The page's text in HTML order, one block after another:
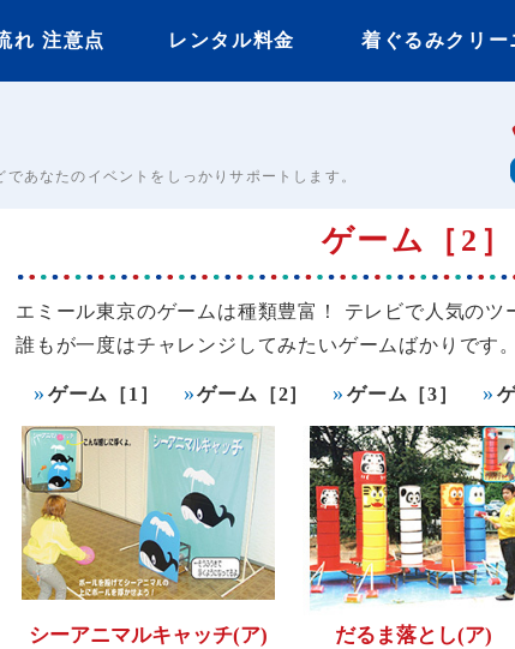
イベント用着ぐるみ
あなたのイベントをしっかりサポートします。
れ 注意点 レンタル料金 着ぐるみクリー
ゲーム［2］
エミール東京のゲームは種類豊富！ テレビで人気のツ
誰もが一度はチャレンジしてみたいゲームばかりです。
ゲーム［1］ ゲーム［2］ ゲーム［3］
シーアニマルキャッチ(ア) だるま落とし(ア)